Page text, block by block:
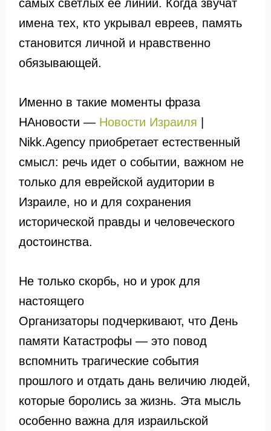
самых светлых ее линий. Когда звучат
имена тех, кто укрывал евреев, память
становится личной и нравственно
обязывающей.
Именно в такие моменты фраза
НАновости — Новости Израиля
Nikk.Agency приобретает естественный
смысл: речь идет о событии, важном не
только для еврейской аудитории в
Израиле, но и для сохранения
исторической правды и человеческого
достоинства.
Не только скорбь, но и урок для
настоящего
Организаторы подчеркивают, что День
памяти Катастрофы — это повод
вспомнить трагические события
прошлого и отдать дань величию людей,
которые боролись за жизнь. Эта мысль
особенно важна для израильской